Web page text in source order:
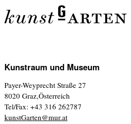
Kunstraum und Museum
Payer-Weyprecht Straße 27
8020 Graz,Österreich
Tel/Fax: +43 316 262787
kunstGarten@mur.at